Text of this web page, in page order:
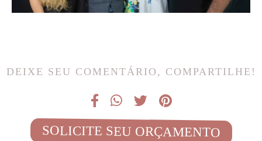
DEIXE SEU COMENTÁRIO, COMPARTILHE!
SOLICITE SEU ORÇAMENTO